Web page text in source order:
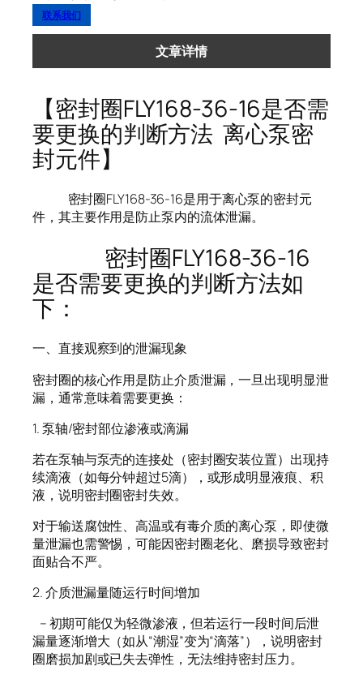
联系我们
文章详情
【密封圈FLY168-36-16是否需
要更换的判断方法 离心泵密
封元件】
密封圈FLY168-36-16是用于离心泵的密封元
件，其主要作用是防止泵内的流体泄漏。
密封圈FLY168-36-16
是否需要更换的判断方法如
下：
一、直接观察到的泄漏现象
密封圈的核心作用是防止介质泄漏，一旦出现明显泄
漏，通常意味着需要更换：
1. 泵轴/密封部位渗液或滴漏
若在泵轴与泵壳的连接处（密封圈安装位置）出现持
续滴液（如每分钟超过5滴），或形成明显液痕、积
液，说明密封圈密封失效。
对于输送腐蚀性、高温或有毒介质的离心泵，即使微
量泄漏也需警惕，可能因密封圈老化、磨损导致密封
面贴合不严。
2. 介质泄漏量随运行时间增加
– 初期可能仅为轻微渗液，但若运行一段时间后泄
漏量逐渐增大（如从“潮湿”变为“滴落”），说明密封
圈磨损加剧或已失去弹性，无法维持密封压力。